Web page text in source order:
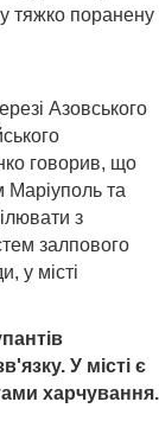
тяжко поранену
Азовського
говорив, що
Маріуполь та
з
залпового
у місті
У місті є
харчування.